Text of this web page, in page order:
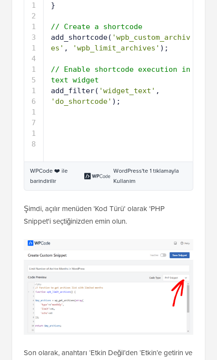
1
1
2
1
3
1
4
1
5
1
6
1
7
1
8
}
// Create a shortcode
add_shortcode( 'wpb_custom_archiv
es' , 'wpb_limit_archives' );
// Enable shortcode execution in
text widget
add_filter( 'widget_text'
'do_shortcode' );
WPCode ❤️ ile
barındırılır
Snippet'i seçtiğinizden emin olun.
Son olarak, anahtarı ‘Etkin Değil’den ‘Etkin’e getirin ve
‘Kod Parçacığını Kaydet’ düğmesine tıklayın.